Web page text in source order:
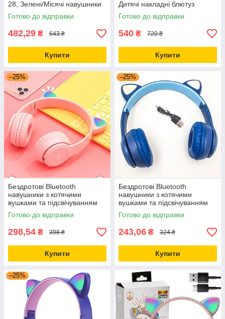
28, Зелені/Місячі навушники
блютуз/Bluetooth навушники
Готово до відправки
482,29 ₴ 643 ₴
Купити
Дитячі накладні блютуз
навушники
Готово до відправки
540 ₴ 720 ₴
Купити
–25%
Бездротові Bluetooth
навушники з котячими
вушками та підсвічуванням
Cat Miu Star P47 Рожеві /
Дитячі навушники
Готово до відправки
298,54 ₴ 398 ₴
Купити
–25%
Бездротові Bluetooth
навушники з котячими
вушками та підсвічуванням
Cat Miu Star P47 Сині / Дитячі
навушники
Готово до відправки
243,06 ₴ 324 ₴
Купити
–25%